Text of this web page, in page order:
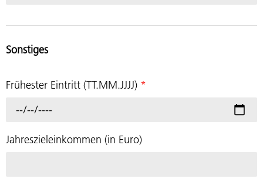
Sonstiges
Frühester Eintritt (TT.MM.JJJJ) *
Jahreszieleinkommen (in Euro)